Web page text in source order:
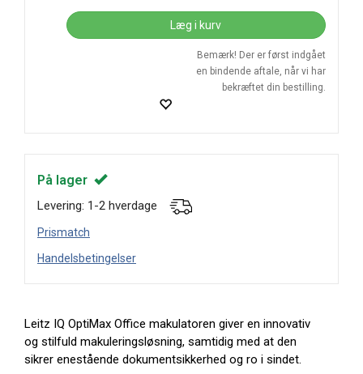
Læg i kurv
Bemærk! Der er først indgået
en bindende aftale, når vi har
bekræftet din bestilling.
På lager
Levering: 1-2 hverdage
Prismatch
Handelsbetingelser
Leitz IQ OptiMax Office makulatoren giver en innovativ
og stilfuld makuleringsløsning, samtidig med at den
sikrer enestående dokumentsikkerhed og ro i sindet.